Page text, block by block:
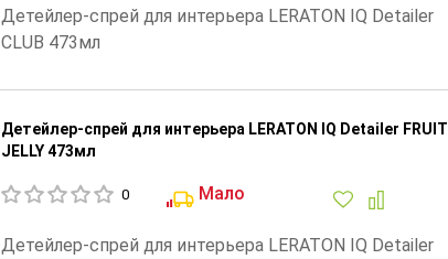
Детейлер-спрей для интерьера LERATON IQ Detailer
CLUB 473мл
Детейлер-спрей для интерьера LERATON IQ Detailer FRUIT
JELLY 473мл
0 Мало
Детейлер-спрей для интерьера LERATON IQ Detailer